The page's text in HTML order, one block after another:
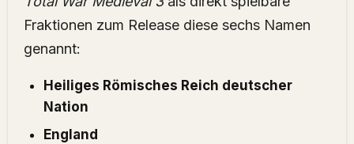
Fraktionen zum Release diese sechs Namen
genannt:
Heiliges Römisches Reich deutscher
Nation
England